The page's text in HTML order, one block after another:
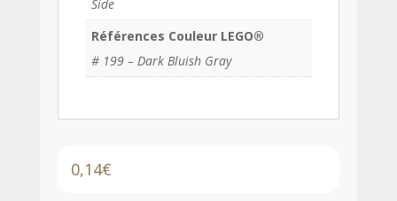
Side
Références Couleur LEGO®
# 199 – Dark Bluish Gray
0,14€